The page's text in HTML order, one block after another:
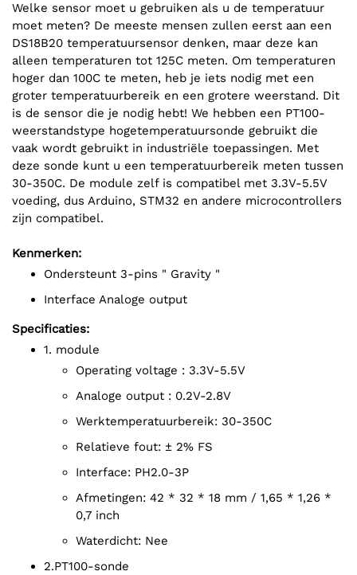
Welke sensor moet u gebruiken als u de temperatuur
moet meten? De meeste mensen zullen eerst aan een
DS18B20 temperatuursensor denken, maar deze kan
alleen temperaturen tot 125C meten. Om temperaturen
hoger dan 100C te meten, heb je iets nodig met een
groter temperatuurbereik en een grotere weerstand. Dit
is de sensor die je nodig hebt! We hebben een PT100-
weerstandstype hogetemperatuursonde gebruikt die
vaak wordt gebruikt in industriële toepassingen. Met
deze sonde kunt u een temperatuurbereik meten tussen
30-350C. De module zelf is compatibel met 3.3V-5.5V
voeding, dus Arduino, STM32 en andere microcontrollers
zijn compatibel.
Kenmerken:
Ondersteunt 3-pins " Gravity "
interface Analoge output
Specificaties:
1. module
operating voltage : 3.3V-5.5V
Analoge output : 0.2V-2.8V
Werktemperatuurbereik: 30-350C
Relatieve fout: ± 2% FS
Interface: PH2.0-3P
Afmetingen: 42 * 32 * 18 mm / 1,65 * 1,26 *
0,7 inch
Waterdicht: Nee
2.PT100-sonde